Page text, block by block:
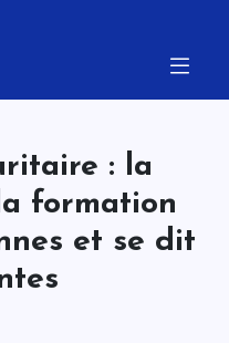
: la
formation
et se dit